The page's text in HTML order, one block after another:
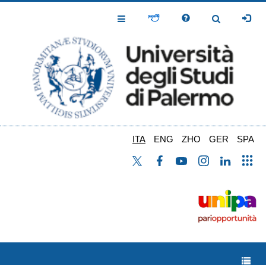
Toggle
Toggle
ITA ENG ZHO GER SPA